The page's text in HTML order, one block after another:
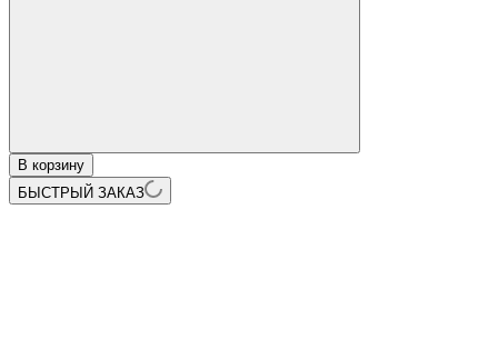
В корзину
БЫСТРЫЙ ЗАКАЗ